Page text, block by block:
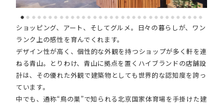
ショッピング、アート、そしてグルメ。日々の暮らしが、ワン
ランク上の感性を育んでくれます。
デザイン性が高く、個性的な外観を持つショップが多く軒を連
ねる青山。とりわけ、青山に拠点を置くハイブランドの店舗設
計は、その優れた外観で建築物としても世界的な認知度を誇っ
ています。
中でも、通称“鳥の巣”で知られる北京国家体育場を手掛けた建